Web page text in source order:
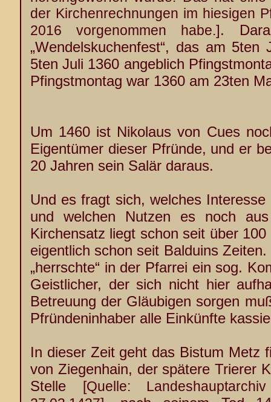
der Kirchenrechnungen im hiesigen
2016 vorgenommen habe.].
„Wendelskuchenfest“, das am
5ten Juli 1360 angeblich
Pfingstmontag war 1360 am 23ten
Um 1460 ist Nikolaus von Cues
Eigentümer dieser Pfründe, und er
20 Jahren sein Salär daraus.
Und es fragt sich, welches
und welchen Nutzen es noch
Kirchensatz liegt schon seit über
eigentlich schon seit Balduins
„herrschte“ in der Pfarrei ein sog.
Geistlicher, der sich nicht hier
Betreuung der Gläubigen sorgen
Pfründeninhaber alle Einkünfte
In dieser Zeit geht das Bistum Metz
von Ziegenhain, der spätere Trierer
Stelle [Quelle: